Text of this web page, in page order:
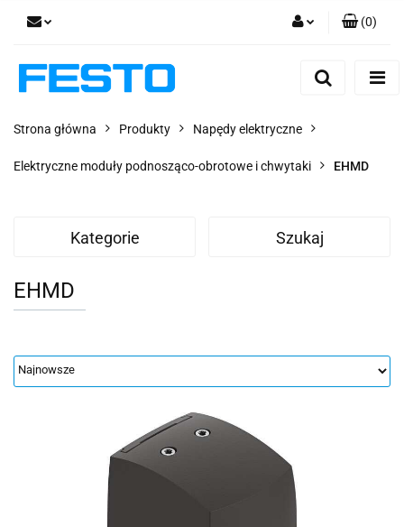
Dodaj zgłoszenie
(0)
Strona główna Produkty Napędy elektryczne
Elektryczne moduły podnosząco-obrotowe i chwytaki EHMD
Kategorie Szukaj
EHMD